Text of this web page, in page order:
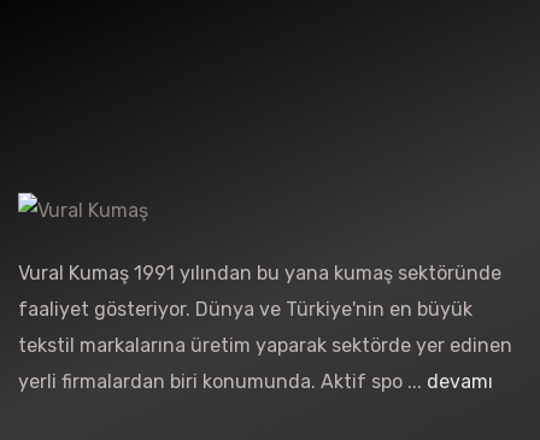
Vural Kumaş 1991 yılından bu yana kumaş sektöründe
faaliyet gösteriyor. Dünya ve Türkiye'nin en büyük
tekstil markalarına üretim yaparak sektörde yer edinen
yerli firmalardan biri konumunda. Aktif spo ... devamı